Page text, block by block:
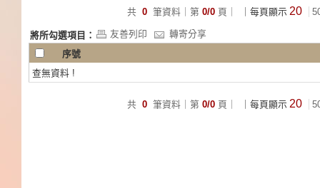
共 0 筆資料｜第 0/0 頁｜ ｜每頁顯示 20
將所勾選項目： 友善列印
轉寄分享
序號
查無資料 !
共 0 筆資料｜第 0/0 頁｜ ｜每頁顯示 20